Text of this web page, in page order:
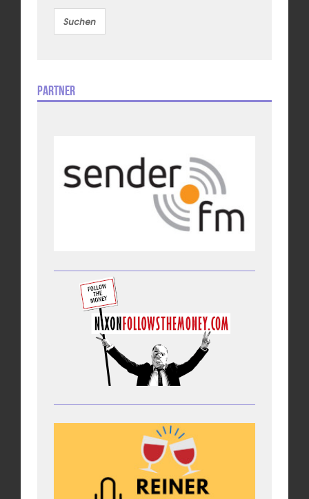
Partner